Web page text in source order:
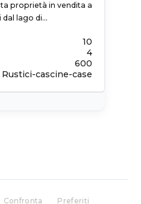
proprietà in vendita a
dal lago di…
10
4
600
Rustici-cascine-case
Confronta Preferiti